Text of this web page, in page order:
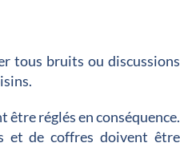
tous bruits ou discussions
être réglés en conséquence.
et de coffres doivent être